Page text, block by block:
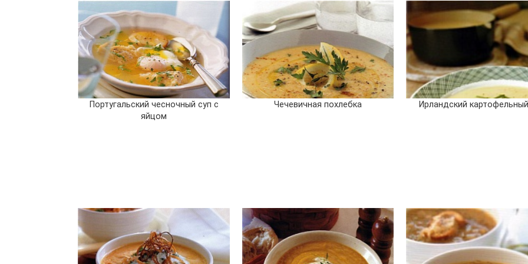
Португальский чесночный суп с
яйцом
Чечевичная похлебка Ирландский